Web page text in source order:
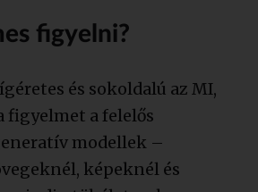
figyelni?
és sokoldalú az MI,
a felelős
modellek –
képeknél és